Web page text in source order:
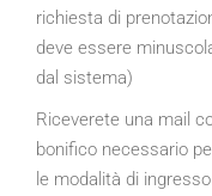
richiesta di
deve essere
dal sistema)
Riceverete una mail
bonifico necessario
le modalità di ingresso